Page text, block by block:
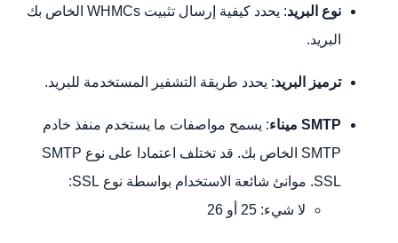
نوع البريد
: يحدد كيفية إرسال تثبيت WHMCs الخاص بك
البريد.
ترميز البريد: يحدد طريقة التشفير المستخدمة للبريد.
SMTP ميناء: يسمح مواصفات ما يستخدم منفذ خادم
SMTP الخاص بك. قد تختلف اعتمادا على نوع SMTP
SSL. موانئ شائعة الاستخدام بواسطة نوع SSL:
لا شيء: 25 أو 26